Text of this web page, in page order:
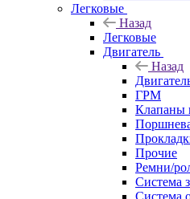
Легковые
Назад
Легковые
Двигатель
Назад
ГРМ
Клапаны
Прочие
Ремни/
Система
Система